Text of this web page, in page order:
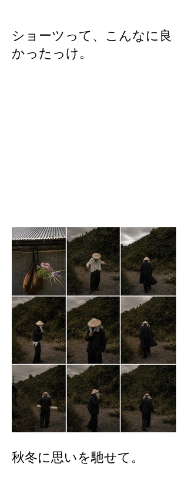
ショーツって、こんなに良
かったっけ。
秋冬に思いを馳せて。